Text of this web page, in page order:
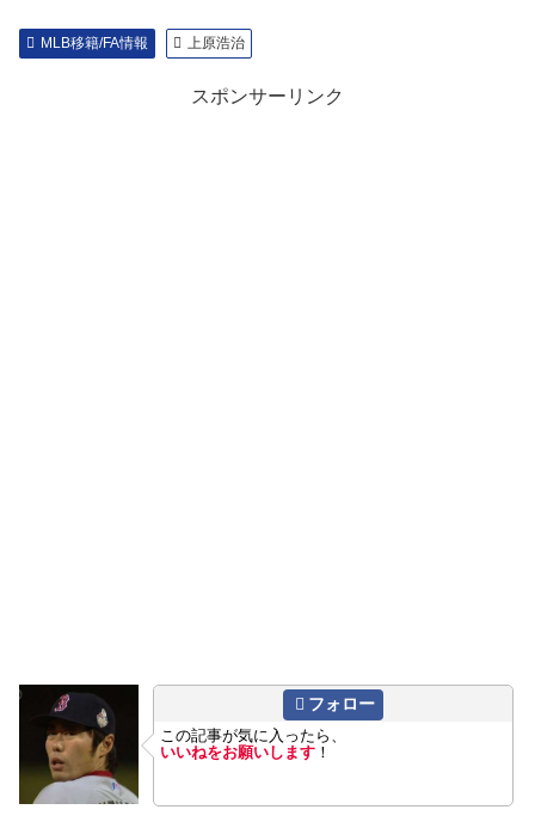
MLB移籍/FA情報 上原浩治
スポンサーリンク
フォロー
この記事が気に入ったら、
いいねをお願いします ！